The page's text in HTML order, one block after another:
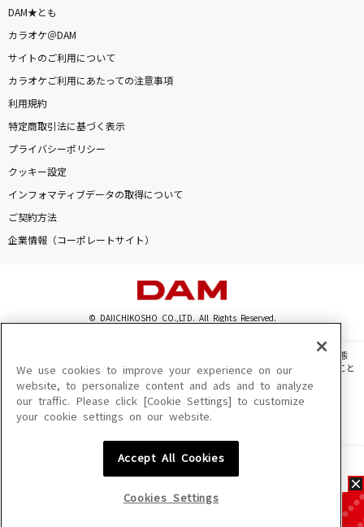
DAM★とも
カラオケ＠DAM
サイトのご利用について
カラオケご利用にあたっての注意事項
利用規約
特定商取引法に基づく表示
プライバシーポリシー
クッキー設定
インフォマティブデータの取得について
ご契約方法
企業情報（コーポレートサイト）
© DAIICHIKOSHO CO.,LTD. All Rights Reserved.
このサイトに掲載されている一切の文章・画像・写真・動画・音声等を、手段や形態
を問わず、著作権法の定める範囲を超えて無断で複製、転載、ファイル化などすること
を禁じます。
楽曲及びコンテンツは、機種によりご利用いただけない場合があります。
楽曲及びコンテンツの配信日、配信内容が変更になる場合があります。
We use cookies to improve your experience on our
website, to personalize content and ads and to analyze
our traffic. Please click [Cookie Settings] to customize
your cookie settings on our website.
Accept All Cookies
Cookies Settings